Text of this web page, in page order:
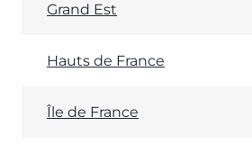
Grand Est
Hauts de France
Île de France